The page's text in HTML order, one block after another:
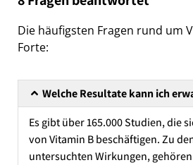
Die häufigsten Fragen rund um
Forte:
Welche Resultate kann ich
Es gibt über 165.000 Studien, die
von Vitamin B beschäftigen. Zu
untersuchten Wirkungen,